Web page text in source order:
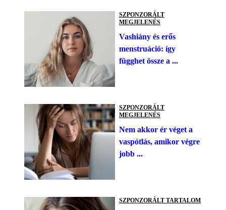
SZPONZORÁLT
MEGJELENÉS
Vashiány és erős
menstruáció: így
függhet össze a ...
SZPONZORÁLT
MEGJELENÉS
Nem akkor ér véget a
vaspótlás, amikor végre
jobb ...
SZPONZORÁLT TARTALOM